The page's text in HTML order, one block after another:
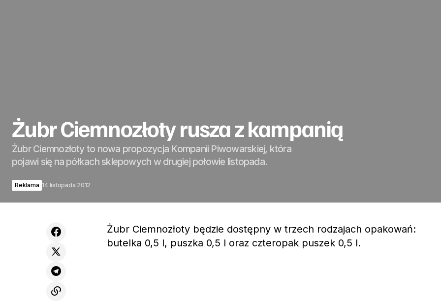
Żubr Ciemnozłoty rusza z kampanią
Żubr Ciemnozłoty to nowa propozycja Kompanii Piwowarskiej, która
pojawi się na półkach sklepowych w drugiej połowie listopada.
Reklama 14 listopada 2012
Żubr Ciemnozłoty będzie dostępny w trzech rodzajach opakowań:
butelka 0,5 l, puszka 0,5 l oraz czteropak puszek 0,5 l.